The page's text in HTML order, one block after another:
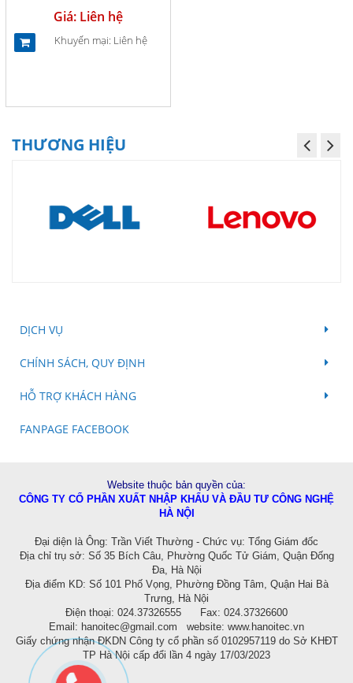
Giá: Liên hệ
Khuyến mại: Liên hệ
THƯƠNG HIỆU
DỊCH VỤ
CHÍNH SÁCH, QUY ĐỊNH
HỖ TRỢ KHÁCH HÀNG
FANPAGE FACEBOOK
Website thuộc bản quyền của:
CÔNG TY CỔ PHẦN XUẤT NHẬP KHẨU VÀ ĐẦU TƯ CÔNG NGHỆ
HÀ NỘI
Đại diện là Ông: Trần Viết Thường - Chức vụ: Tổng Giám đốc
Địa chỉ trụ sở: Số 35 Bích Câu, Phường Quốc Tử Giám, Quận Đống
Đa, Hà Nội
Địa điểm KD: Số 101 Phố Vọng, Phường Đồng Tâm, Quận Hai Bà
Trưng, Hà Nội
Điện thoại: 024.37326555 Fax: 024.37326600
Email: hanoitec@gmail.com website: www.hanoitec.vn
Giấy chứng nhận ĐKDN Công ty cổ phần số 0102957119 do Sở KHĐT
TP Hà Nội cấp đổi lần 4 ngày 17/03/2023